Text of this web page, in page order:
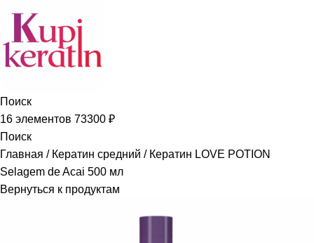
Поиск
16 элементов 73300 ₽
Поиск
Главная
Кератин средний
Кератин LOVE POTION
Selagem de Acai 500 мл
Вернуться к продуктам